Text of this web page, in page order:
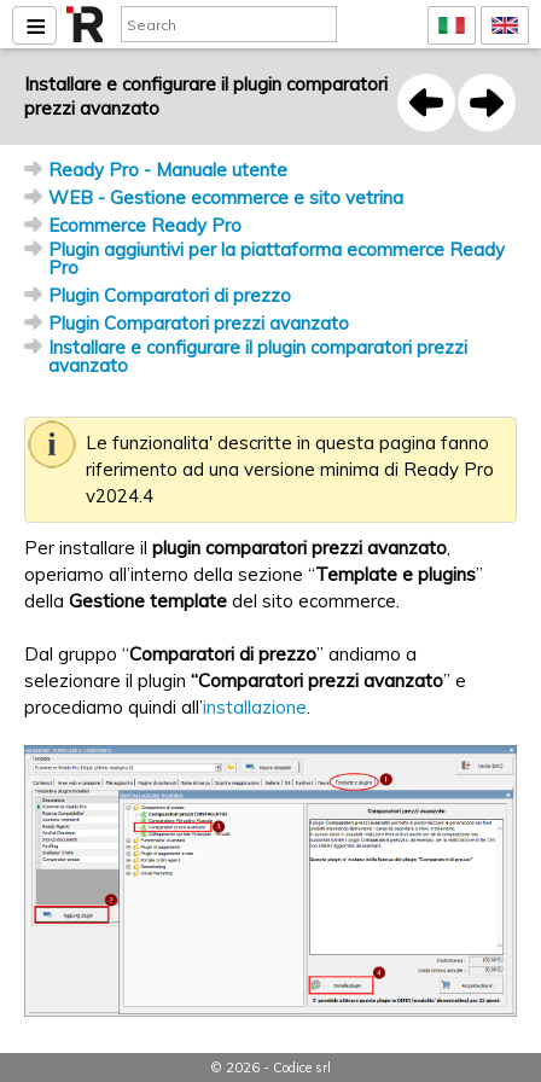
Installare e configurare il plugin comparatori
prezzi avanzato
Ready Pro - Manuale utente
WEB - Gestione ecommerce e sito vetrina
Ecommerce Ready Pro
Plugin aggiuntivi per la piattaforma ecommerce Ready
Pro
Plugin Comparatori di prezzo
Plugin Comparatori prezzi avanzato
Installare e configurare il plugin comparatori prezzi
avanzato
Le funzionalita' descritte in questa pagina fanno
riferimento ad una versione minima di Ready Pro
v2024.4
Per installare il plugin comparatori prezzi avanzato,
operiamo all’interno della sezione “Template e plugins”
della Gestione template del sito ecommerce.
Dal gruppo “Comparatori di prezzo” andiamo a
selezionare il plugin “Comparatori prezzi avanzato” e
procediamo quindi all’installazione.
© 2026 - Codice srl